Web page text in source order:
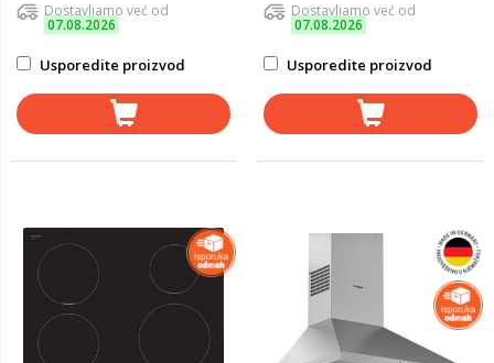
Dostavljamo već od
07.08.2026
Usporedite proizvod
Dostavljamo već od
07.08.2026
Usporedite proizvod